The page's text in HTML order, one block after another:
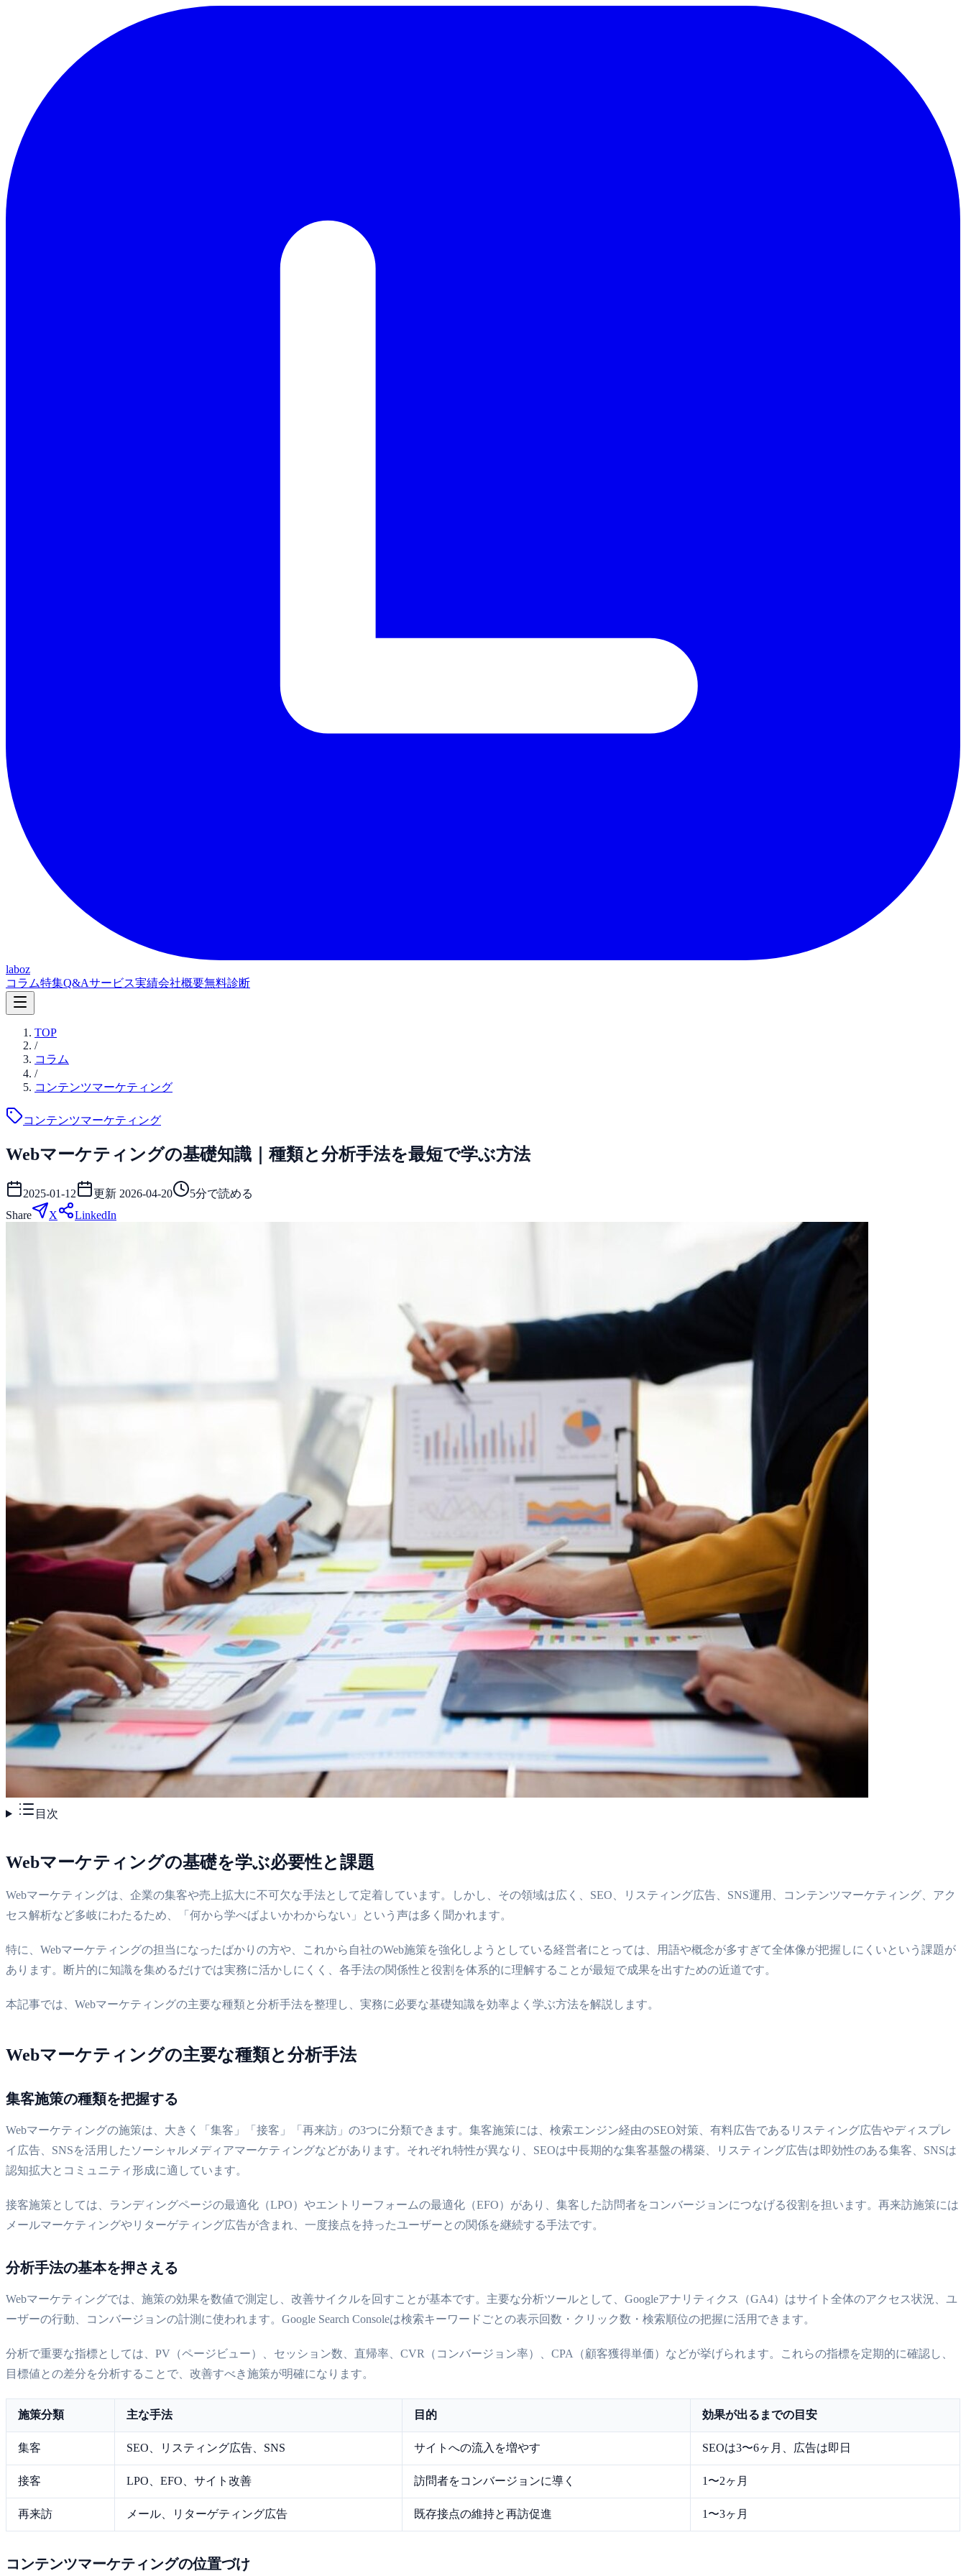
laboz
コラム特集Q&Aサービス実績会社概要無料診断
TOP
/
コラム
/
コンテンツマーケティング
コンテンツマーケティング
Webマーケティングの基礎知識｜種類と分析手法を最短で学ぶ方法
2025-01-12 更新 2026-04-20 5分で読める
Share
X LinkedIn
目次
Webマーケティングの基礎を学ぶ必要性と課題
Webマーケティングは、企業の集客や売上拡大に不可欠な手法として定着しています。しかし、その領域は広く、SEO、リスティング広告、SNS運用、コンテンツマーケティング、アク
セス解析など多岐にわたるため、「何から学べばよいかわからない」という声は多く聞かれます。
特に、Webマーケティングの担当になったばかりの方や、これから自社のWeb施策を強化しようとしている経営者にとっては、用語や概念が多すぎて全体像が把握しにくいという課題が
あります。断片的に知識を集めるだけでは実務に活かしにくく、各手法の関係性と役割を体系的に理解することが最短で成果を出すための近道です。
本記事では、Webマーケティングの主要な種類と分析手法を整理し、実務に必要な基礎知識を効率よく学ぶ方法を解説します。
Webマーケティングの主要な種類と分析手法
集客施策の種類を把握する
Webマーケティングの施策は、大きく「集客」「接客」「再来訪」の3つに分類できます。集客施策には、検索エンジン経由のSEO対策、有料広告であるリスティング広告やディスプレ
イ広告、SNSを活用したソーシャルメディアマーケティングなどがあります。それぞれ特性が異なり、SEOは中長期的な集客基盤の構築、リスティング広告は即効性のある集客、SNSは
認知拡大とコミュニティ形成に適しています。
接客施策としては、ランディングページの最適化（LPO）やエントリーフォームの最適化（EFO）があり、集客した訪問者をコンバージョンにつなげる役割を担います。再来訪施策には
メールマーケティングやリターゲティング広告が含まれ、一度接点を持ったユーザーとの関係を継続する手法です。
分析手法の基本を押さえる
Webマーケティングでは、施策の効果を数値で測定し、改善サイクルを回すことが基本です。主要な分析ツールとして、Googleアナリティクス（GA4）はサイト全体のアクセス状況、ユ
ーザーの行動、コンバージョンの計測に使われます。Google Search Consoleは検索キーワードごとの表示回数・クリック数・検索順位の把握に活用できます。
分析で重要な指標としては、PV（ページビュー）、セッション数、直帰率、CVR（コンバージョン率）、CPA（顧客獲得単価）などが挙げられます。これらの指標を定期的に確認し、
目標値との差分を分析することで、改善すべき施策が明確になります。
施策分類 主な手法 目的 効果が出るまでの目安
集客 SEO、リスティング広告、SNS サイトへの流入を増やす SEOは3〜6ヶ月、広告は即日
接客 LPO、EFO、サイト改善 訪問者をコンバージョンに導く 1〜2ヶ月
再来訪 メール、リターゲティング広告 既存接点の維持と再訪促進 1〜3ヶ月
コンテンツマーケティングの位置づけ